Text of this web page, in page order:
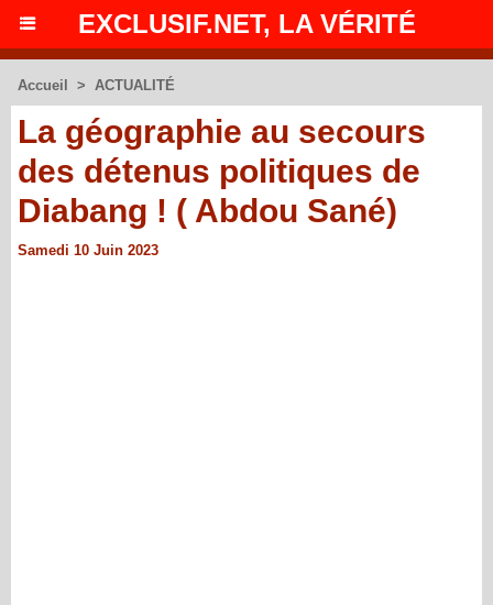
EXCLUSIF.NET, LA VÉRITÉ
Accueil > ACTUALITÉ
La géographie au secours
des détenus politiques de
Diabang ! ( Abdou Sané)
Samedi 10 Juin 2023